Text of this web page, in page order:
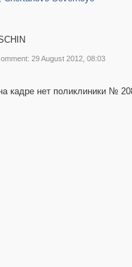
29 August 2012, 08:03
кадре нет поликлиники №